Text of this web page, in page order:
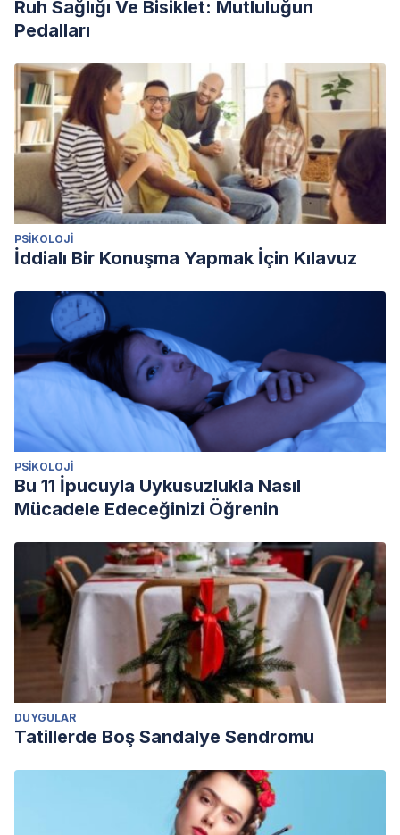
Ruh Sağlığı Ve Bisiklet: Mutluluğun
Pedalları
PSIKOLOJI
İddialı Bir Konuşma Yapmak İçin Kılavuz
PSIKOLOJI
Bu 11 İpucuyla Uykusuzlukla Nasıl
Mücadele Edeceğinizi Öğrenin
DUYGULAR
Tatillerde Boş Sandalye Sendromu